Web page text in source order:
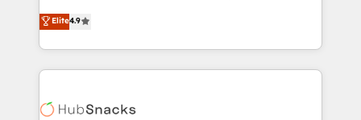
and CRM migration from any platform •
Client/member portals built on HubSpot • Custom
WooCommerce, BuilderTrend, and more Experience
From HubSpot onboarding, to training, from
developing a new website to lead generation and
digital marketing; we do it all (and with great
results)! In short, our services include: - HubSpot
HubSpot development: websites, custom modules,
Elite4.9